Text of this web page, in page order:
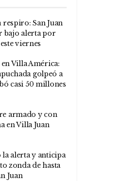
San Juan
bajo alerta por
viernes
Villa América:
golpeó a
casi 50 millones
armado y con
en Villa Juan
alerta y anticipa
zonda de hasta
Juan